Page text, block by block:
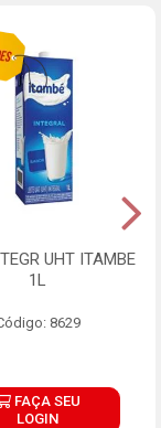
UHT ITAMBE
1L
8629
FAÇA SEU
LOGIN